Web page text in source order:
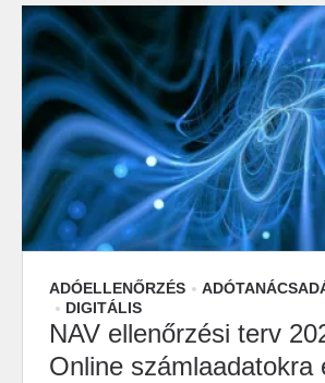
ADÓELLENŐRZÉS
DIGITÁLIS
NAV ellenőrzési terv
Online számlaadatokra